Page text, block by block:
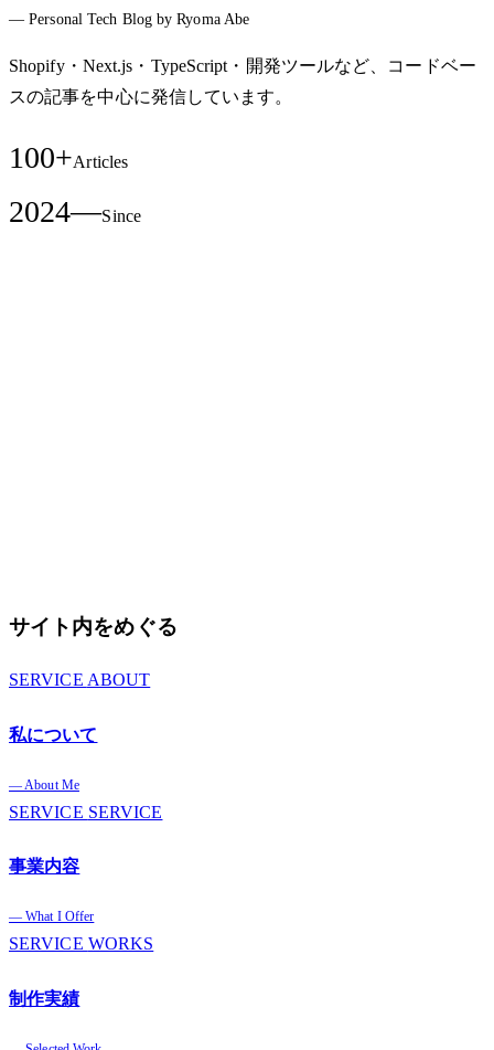
— Personal Tech Blog by Ryoma Abe
Shopify・Next.js・TypeScript・開発ツールなど、コードベー
スの記事を中心に発信しています。
100+Articles
2024—Since
サイト内をめぐる
SERVICE ABOUT
私について
— About Me
SERVICE SERVICE
事業内容
— What I Offer
SERVICE WORKS
制作実績